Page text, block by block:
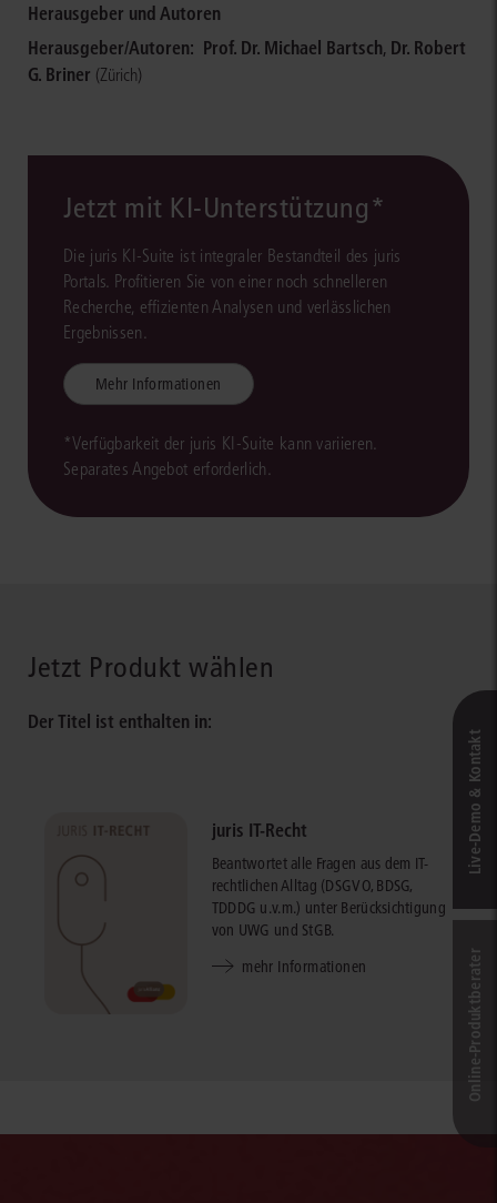
Herausgeber und Autoren
Herausgeber/Autoren: Prof. Dr. Michael Bartsch, Dr. Robert
G. Briner (Zürich)
Jetzt mit KI-Unterstützung*
Die juris KI-Suite ist integraler Bestandteil des juris
Portals. Profitieren Sie von einer noch schnelleren
Recherche, effizienten Analysen und verlässlichen
Ergebnissen.
Mehr Informationen
*Verfügbarkeit der juris KI-Suite kann variieren.
Separates Angebot erforderlich.
Jetzt Produkt wählen
Der Titel ist enthalten in:
juris IT-Recht
Beantwortet alle Fragen aus dem IT-
rechtlichen Alltag (DSGVO, BDSG,
TDDDG u.v.m.) unter Berücksichtigung
von UWG und StGB.
mehr Informationen
Live‑Demo & Kontakt
Online-Produkt­berater